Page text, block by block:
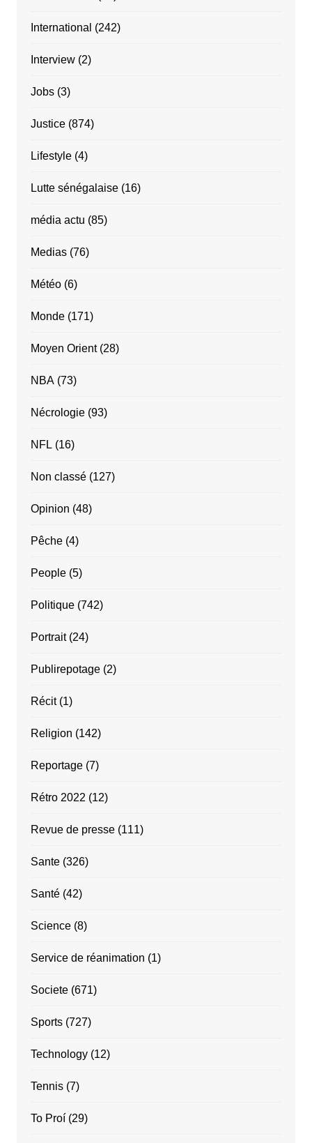
International (242)
Interview(2)
Jobs(3)
Justice(874)
Lifestyle(4)
Lutte sénégalaise(16)
média actu (85)
Medias(76)
Météo(6)
Monde(171)
Moyen Orient(28)
NBA(73)
Nécrologie(93)
NFL (16)
Non classé(127)
Opinion (48)
Pêche(4)
People(5)
Politique(742)
Portrait(24)
Publirepotage(2)
Récit(1)
Religion (142)
Reportage(7)
Rétro 2022 (12)
Revue de presse(111)
Sante(326)
Santé(42)
Science(8)
Service de réanimation (1)
Societe(671)
Sports(727)
Technology(12)
Tennis(7)
To Proí(29)